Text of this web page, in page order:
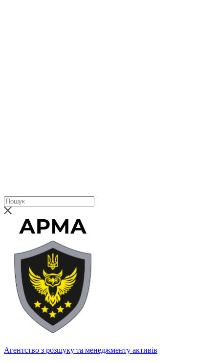
Агентство з розшуку та менеджменту активів